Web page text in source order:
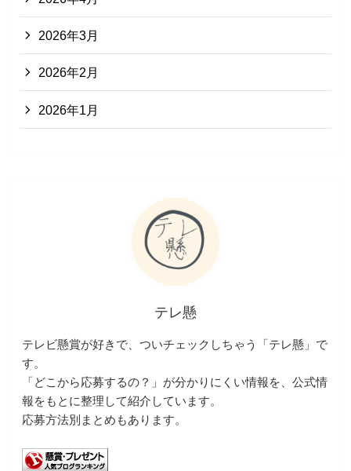
2026年3月
2026年2月
2026年1月
テレ懸
テレビ懸賞が好きで、ついチェックしちゃう「テレ懸」で
す。
「どこから応募するの？」が分かりにくい情報を、公式情
報をもとに整理して紹介しています。
応募方法別まとめもあります。